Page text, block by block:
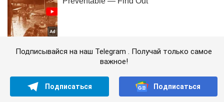
Подписывайся на наш Telegram . Получай только самое
важное!
Подписаться Подписаться